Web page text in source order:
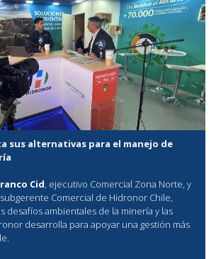
sus alternativas para el manejo de
Cid, ejecutivo Comercial Zona Norte, y
Comercial de Hidronor Chile,
desafíos ambientales de la minería y las
desarrolla para apoyar una gestión más